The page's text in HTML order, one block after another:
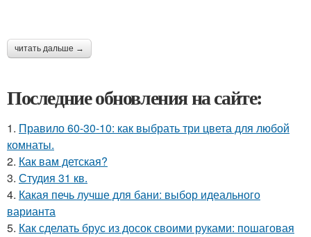
читать дальше →
Последние обновления на сайте:
1. Правило 60-30-10: как выбрать три цвета для любой
комнаты.
2. Как вам детская?
3. Студия 31 кв.
4. Какая печь лучше для бани: выбор идеального
варианта
5. Как сделать брус из досок своими руками: пошаговая